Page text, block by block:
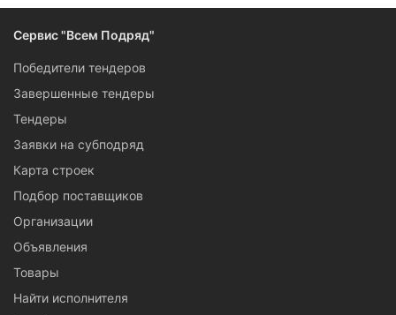
Сервис "Всем Подряд"
Победители тендеров
Завершенные тендеры
Тендеры
Заявки на субподряд
Карта строек
Подбор поставщиков
Организации
Объявления
Товары
Найти исполнителя